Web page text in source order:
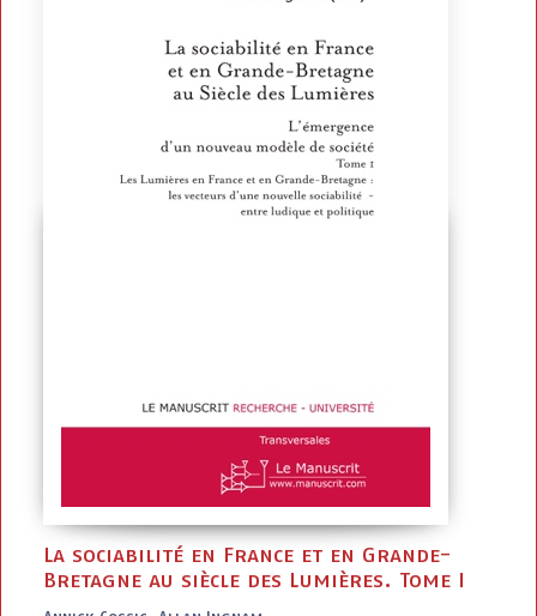
La sociabilité en France et en Grande-
Bretagne au siècle des Lumières. Tome I